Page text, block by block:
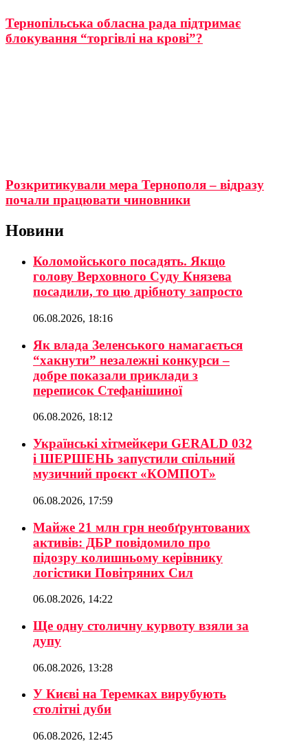
Тернопільська обласна рада підтримає
блокування “торгівлі на крові”?
Розкритикували мера Тернополя – відразу
почали працювати чиновники
Новини
Коломойського посадять. Якщо
голову Верховного Суду Князева
посадили, то цю дрібноту запросто
06.08.2026, 18:16
Як влада Зеленського намагається
“хакнути” незалежні конкурси –
добре показали приклади з
переписок Стефанішиної
06.08.2026, 18:12
Українські хітмейкери GERALD 032
і ШЕРШЕНЬ запустили спільний
музичний проєкт «КОМПОТ»
06.08.2026, 17:59
Майже 21 млн грн необґрунтованих
активів: ДБР повідомило про
підозру колишньому керівнику
логістики Повітряних Сил
06.08.2026, 14:22
Ще одну столичну курвоту взяли за
дупу
06.08.2026, 13:28
У Києві на Теремках вирубують
столітні дуби
06.08.2026, 12:45